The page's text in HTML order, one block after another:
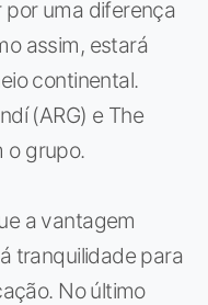
uma diferença
assim, estará
continental.
(ARG) e The
o grupo.
a vantagem
tranquilidade para
No último